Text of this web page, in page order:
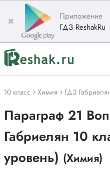
✖
Приложение
ГДЗ ReshakRu
10 класс Химия ГДЗ
Параграф 21
Габриелян 10
уровень) (Химия)